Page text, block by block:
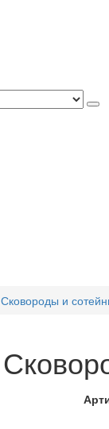
Сковороды и